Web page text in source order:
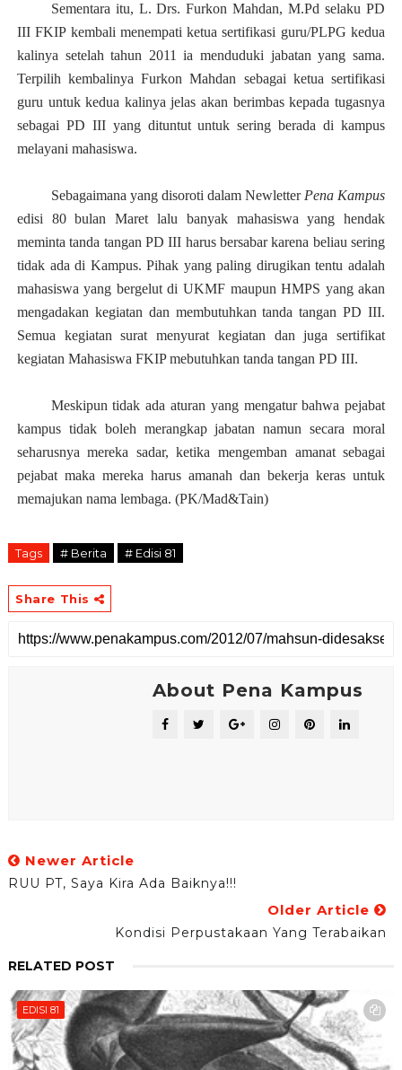
Sementara itu, L. Drs. Furkon Mahdan, M.Pd selaku PD
III FKIP kembali menempatiketua sertifikasi guru/PLPG kedua
kalinya setelah tahun 2011 ia menduduki jabatan yang sama.
Terpilih kembalinya Furkon Mahdan sebagai ketua sertifikasi
guru untuk kedua kalinya jelas akan berimbas kepada tugasnya
sebagai PD III yang dituntut untuk sering berada di kampus
melayani mahasiswa.
Sebagaimana yang disoroti dalam Newletter Pena Kampus
edisi 80 bulan Maret lalu banyak mahasiswa yang hendak
meminta tanda tangan PD III harus bersabar karena beliau sering
tidak ada di Kampus. Pihak yang paling dirugikan tentu adalah
mahasiswa yang bergelut di UKMF maupun HMPS yang akan
mengadakan kegiatan dan membutuhkan tanda tangan PD III.
Semua kegiatan surat menyurat kegiatan dan juga sertifikat
kegiatan Mahasiswa FKIP mebutuhkan tanda tangan PD III.
Meskipun tidak ada aturan yang mengatur bahwa pejabat
kampus tidak boleh merangkap jabatan namun secara moral
seharusnya mereka sadar, ketika mengemban amanat sebagai
pejabat maka mereka harus amanah dan bekerja keras untuk
memajukan nama lembaga. (PK/Mad&Tain)
Tags # Berita # Edisi 81
Share This
About Pena Kampus
Newer Article
RUU PT, Saya Kira Ada Baiknya!!!
Older Article
Kondisi Perpustakaan Yang Terabaikan
RELATED POST
EDISI 81